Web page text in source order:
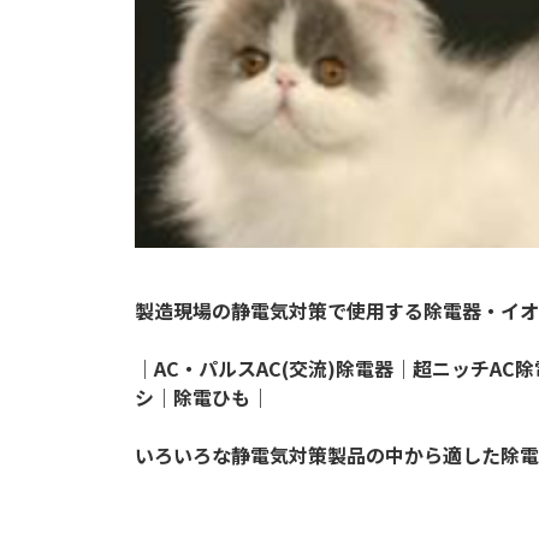
製造現場の静電気対策で使用する除電器・イ
｜AC・パルスAC(交流)除電器｜超ニッチAC
シ｜除電ひも｜
いろいろな静電気対策製品の中から適した除